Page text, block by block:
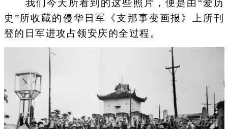
我们今天所看到的这些照片，便是由“爱历
史”所收藏的侵华日军《支那事变画报》上所刊
登的日军进攻占领安庆的全过程。